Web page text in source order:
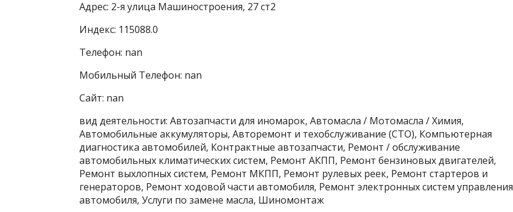
Адрес: 2-я улица Машиностроения, 27 ст2
Индекс: 115088.0
Телефон: nan
Мобильный Телефон: nan
Сайт: nan
вид деятельности: Автозапчасти для иномарок, Автомасла / Мотомасла / Химия,
Автомобильные аккумуляторы, Авторемонт и техобслуживание (СТО), Компьютерная
диагностика автомобилей, Контрактные автозапчасти, Ремонт / обслуживание
автомобильных климатических систем, Ремонт АКПП, Ремонт бензиновых двигателей,
Ремонт выхлопных систем, Ремонт МКПП, Ремонт рулевых реек, Ремонт стартеров и
генераторов, Ремонт ходовой части автомобиля, Ремонт электронных систем управления
автомобиля, Услуги по замене масла, Шиномонтаж